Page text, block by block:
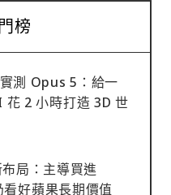
榜
測 Opus 5：給一
花 2 小時打造 3D 世
局：主導買進
好蘋果長期價值